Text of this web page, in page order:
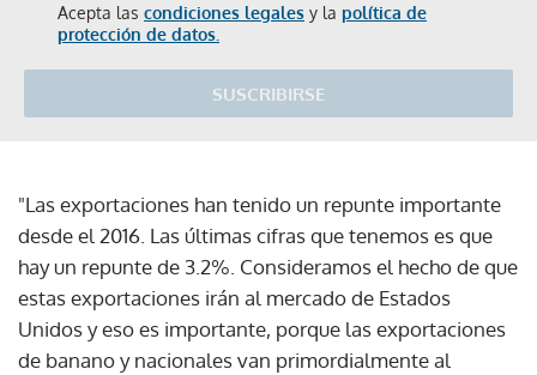
Acepta las condiciones legales y la política de
protección de datos.
SUSCRIBIRSE
"Las exportaciones han tenido un repunte importante
desde el 2016. Las últimas cifras que tenemos es que
hay un repunte de 3.2%. Consideramos el hecho de que
estas exportaciones irán al mercado de Estados
Unidos y eso es importante, porque las exportaciones
de banano y nacionales van primordialmente al